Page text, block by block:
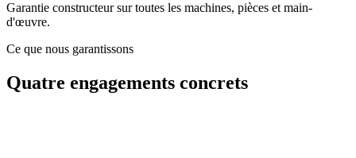
Garantie constructeur sur toutes les machines, pièces et main-
d'œuvre.
Ce que nous garantissons
Quatre engagements concrets